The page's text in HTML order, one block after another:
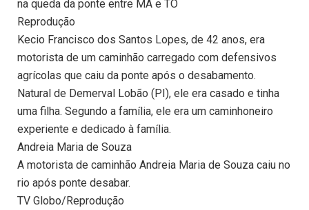
na queda da ponte entre MA e TO
Reprodução
Kecio Francisco dos Santos Lopes, de 42 anos, era
motorista de um caminhão carregado com defensivos
agrícolas que caiu da ponte após o desabamento.
Natural de Demerval Lobão (PI), ele era casado e tinha
uma filha. Segundo a família, ele era um caminhoneiro
experiente e dedicado à família.
Andreia Maria de Souza
A motorista de caminhão Andreia Maria de Souza caiu no
rio após ponte desabar.
TV Globo/Reprodução